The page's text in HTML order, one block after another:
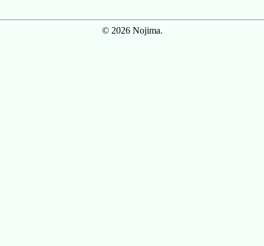
© 2026 Nojima.